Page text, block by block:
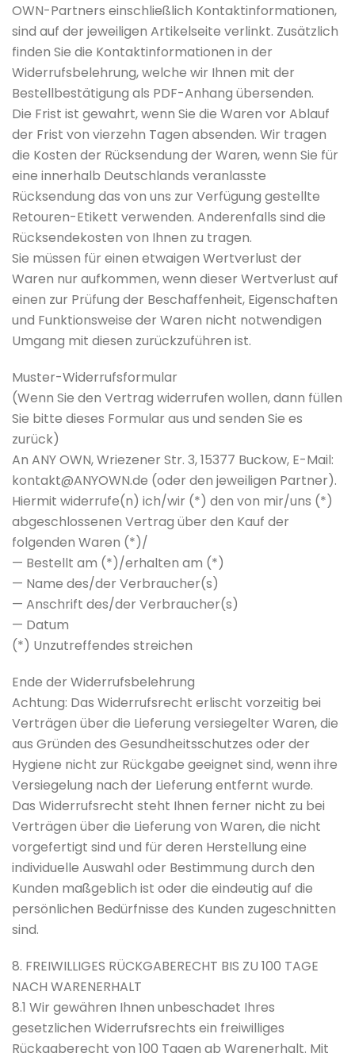
OWN-Partners einschließlich Kontaktinformationen,
sind auf der jeweiligen Artikelseite verlinkt. Zusätzlich
finden Sie die Kontaktinformationen in der
Widerrufsbelehrung, welche wir Ihnen mit der
Bestellbestätigung als PDF-Anhang übersenden.
Die Frist ist gewahrt, wenn Sie die Waren vor Ablauf
der Frist von vierzehn Tagen absenden. Wir tragen
die Kosten der Rücksendung der Waren, wenn Sie für
eine innerhalb Deutschlands veranlasste
Rücksendung das von uns zur Verfügung gestellte
Retouren-Etikett verwenden. Anderenfalls sind die
Rücksendekosten von Ihnen zu tragen.
Sie müssen für einen etwaigen Wertverlust der
Waren nur aufkommen, wenn dieser Wertverlust auf
einen zur Prüfung der Beschaffenheit, Eigenschaften
und Funktionsweise der Waren nicht notwendigen
Umgang mit diesen zurückzuführen ist.
Muster-Widerrufsformular
(Wenn Sie den Vertrag widerrufen wollen, dann füllen
Sie bitte dieses Formular aus und senden Sie es
zurück)
An ANY OWN, Wriezener Str. 3, 15377 Buckow, E-Mail:
kontakt@ANYOWN.de (oder den jeweiligen Partner).
Hiermit widerrufe(n) ich/wir (*) den von mir/uns (*)
abgeschlossenen Vertrag über den Kauf der
folgenden Waren (*)/
— Bestellt am (*)/erhalten am (*)
— Name des/der Verbraucher(s)
— Anschrift des/der Verbraucher(s)
— Datum
(*) Unzutreffendes streichen
Ende der Widerrufsbelehrung
Achtung: Das Widerrufsrecht erlischt vorzeitig bei
Verträgen über die Lieferung versiegelter Waren, die
aus Gründen des Gesundheitsschutzes oder der
Hygiene nicht zur Rückgabe geeignet sind, wenn ihre
Versiegelung nach der Lieferung entfernt wurde.
Das Widerrufsrecht steht Ihnen ferner nicht zu bei
Verträgen über die Lieferung von Waren, die nicht
vorgefertigt sind und für deren Herstellung eine
individuelle Auswahl oder Bestimmung durch den
Kunden maßgeblich ist oder die eindeutig auf die
persönlichen Bedürfnisse des Kunden zugeschnitten
sind.
8. FREIWILLIGES RÜCKGABERECHT BIS ZU 100 TAGE
NACH WARENERHALT
8.1 Wir gewähren Ihnen unbeschadet Ihres
gesetzlichen Widerrufsrechts ein freiwilliges
Rückgaberecht von 100 Tagen ab Warenerhalt. Mit